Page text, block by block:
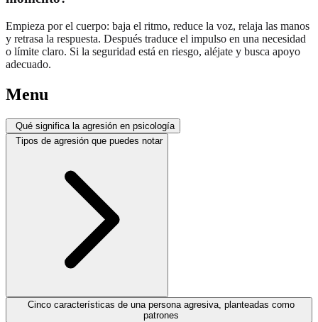
Empieza por el cuerpo: baja el ritmo, reduce la voz, relaja las manos
y retrasa la respuesta. Después traduce el impulso en una necesidad
o límite claro. Si la seguridad está en riesgo, aléjate y busca apoyo
adecuado.
Menu
Qué significa la agresión en psicología
Tipos de agresión que puedes notar
Cinco características de una persona agresiva, planteadas como
patrones